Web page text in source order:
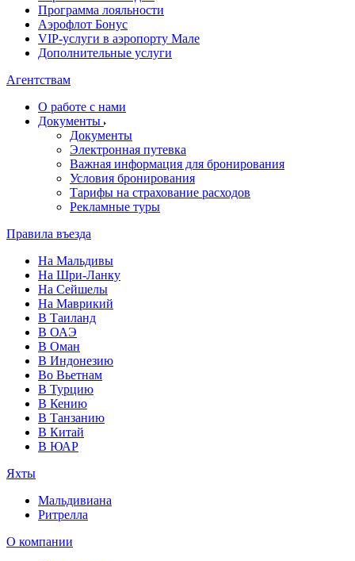
Программа лояльности
Аэрофлот Бонус
VIP-услуги в аэропорту Мале
Дополнительные услуги
Агентствам
О работе с нами
Документы
Документы
Электронная путевка
Важная информация для бронирования
Условия бронирования
Тарифы на страхование расходов
Рекламные туры
Правила въезда
На Мальдивы
На Шри-Ланку
На Сейшелы
На Маврикий
В Таиланд
В ОАЭ
В Оман
В Индонезию
Во Вьетнам
В Турцию
В Кению
В Танзанию
В Китай
В ЮАР
Яхты
Мальдивиана
Ритрелла
О компании